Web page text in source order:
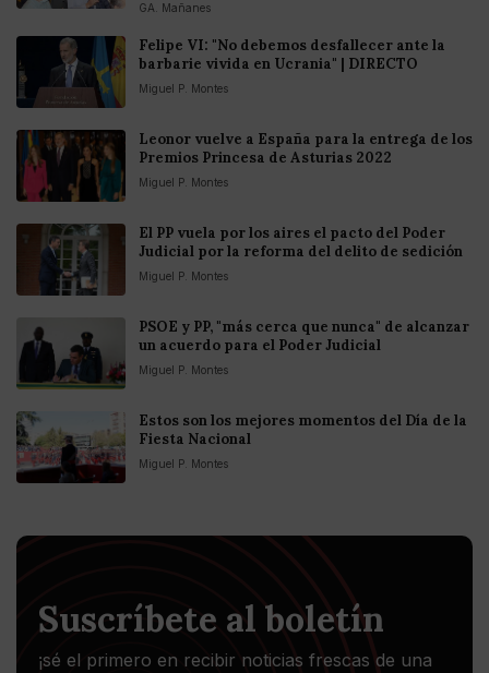
GA. Mañanes
Felipe VI: "No debemos desfallecer ante la
barbarie vivida en Ucrania" | DIRECTO
Miguel P. Montes
Leonor vuelve a España para la entrega de los
Premios Princesa de Asturias 2022
Miguel P. Montes
El PP vuela por los aires el pacto del Poder
Judicial por la reforma del delito de sedición
Miguel P. Montes
PSOE y PP, "más cerca que nunca" de alcanzar
un acuerdo para el Poder Judicial
Miguel P. Montes
Estos son los mejores momentos del Día de la
Fiesta Nacional
Miguel P. Montes
Suscríbete al boletín
¡sé el primero en recibir noticias frescas de una